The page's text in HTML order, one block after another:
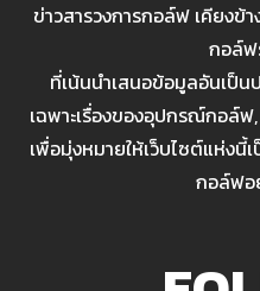
ข่าวสารวงการกอล์ฟ เคียง
กอล์
ที่เน้นนำเสนอข้อมูลอันเป็
เฉพาะเรื่องของอุปกรณ์กอล์ฟ
เพื่อมุ่งหมายให้เว็บไซต์แห่ง
กอล์ฟอ